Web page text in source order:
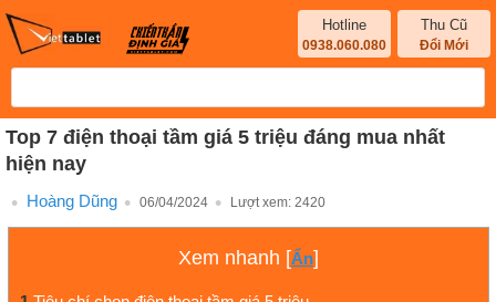
Hotline
0938.060.080
Thu Cũ
Đổi Mới
Top 7 điện thoại tầm giá 5 triệu đáng mua nhất
hiện nay
Hoàng Dũng 06/04/2024 Lượt xem: 2420
Xem nhanh [Ẩn]